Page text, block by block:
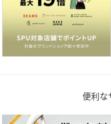
便利な